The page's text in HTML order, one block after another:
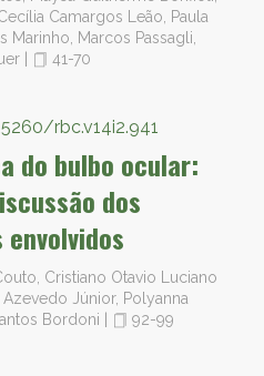
Camargos Leão, Paula
Marinho, Marcos Passagli,
41-70
rbc.v14i2.941
do bulbo ocular:
dos
Cristiano Otavio Luciano
Júnior, Polyanna
Bordoni
92-99